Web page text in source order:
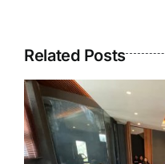
Related Posts